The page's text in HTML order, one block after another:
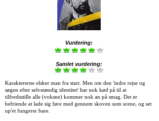
Vurdering:
Samlet vurdering:
Karaktererne elsker man fra start. Men om den 'indre rejse og
søgen efter selvstændig identitet' har nok kød på til at
tilfredsstille alle (voksne) kommer nok an på smag. Det er
befriende at lade sig føre med gennem skoven som scene, og set
up'et fungerer bare.